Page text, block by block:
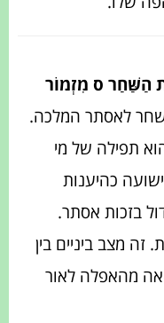
הַשַּׁחַר ס מִזְמוֹר
לאסתר המלכה.
תפילה של מי
כהיענות
בזכות אסתר.
מצב ביניים בין
מהאפלה לאור